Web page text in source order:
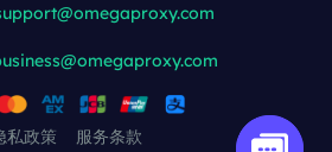
私政策 服务条款